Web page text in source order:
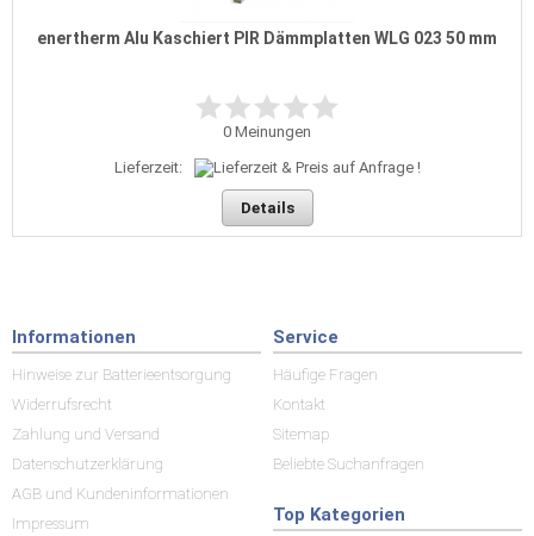
enertherm Alu Kaschiert PIR Dämmplatten WLG 023 50 mm
0 Meinungen
Lieferzeit:
Details
Informationen
Hinweise zur Batterieentsorgung
Widerrufsrecht
Zahlung und Versand
Datenschutzerklärung
AGB und Kundeninformationen
Impressum
Service
Häufige Fragen
Kontakt
Sitemap
Beliebte Suchanfragen
Top Kategorien